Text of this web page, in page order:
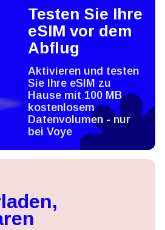
Testen Sie Ihre
eSIM vor dem
Abflug
Aktivieren und testen
Sie Ihre eSIM zu
Hause mit 100 MB
kostenlosem
Datenvolumen - nur
bei Voye